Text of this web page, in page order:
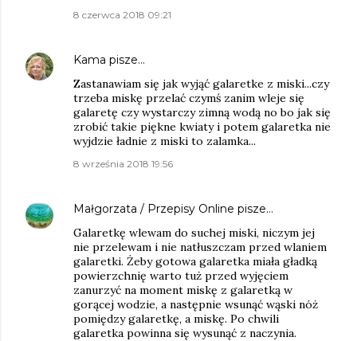
8 czerwca 2018 09:21
Kama pisze…
Zastanawiam się jak wyjąć galaretke z miski...czy
trzeba miskę przelać czymś zanim wleje się
galaretę czy wystarczy zimną wodą no bo jak się
zrobić takie piękne kwiaty i potem galaretka nie
wyjdzie ładnie z miski to zalamka...
8 września 2018 19:56
Małgorzata / Przepisy Online pisze…
Galaretkę wlewam do suchej miski, niczym jej
nie przelewam i nie natłuszczam przed wlaniem
galaretki. Żeby gotowa galaretka miała gładką
powierzchnię warto tuż przed wyjęciem
zanurzyć na moment miskę z galaretką w
gorącej wodzie, a następnie wsunąć wąski nóż
pomiędzy galaretkę, a miskę. Po chwili
galaretka powinna się wysunąć z naczynia.